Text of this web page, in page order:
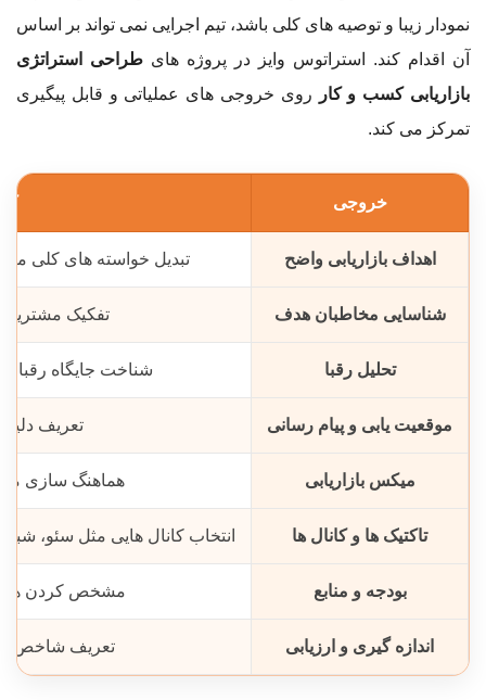
نمودار زیبا و توصیه های کلی باشد، تیم اجرایی نمی تواند بر اساس
آن اقدام کند. استراتوس وایز در پروژه های طراحی استراتژی
بازاریابی کسب و کار
روی خروجی های عملیاتی و قابل پیگیری
تمرکز می کند.
خروجی
اهداف بازاریابی واضح تبدیل خواسته های کلی
شناسایی مخاطبان هدف تفکیک
تحلیل رقبا شناخت جایگاه رقبا،
موقعیت یابی و پیام رسانی تعریف دلیل
میکس بازاریابی هماهنگ سازی
تاکتیک ها و کانال ها انتخاب کانال هایی مثل سئو،
بودجه و منابع مشخص کردن
اندازه گیری و ارزیابی تعریف شاخص